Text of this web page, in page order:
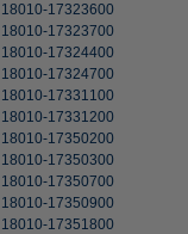
18010-17323600
18010-17323700
18010-17324400
18010-17324700
18010-17331100
18010-17331200
18010-17350200
18010-17350300
18010-17350700
18010-17350900
18010-17351800